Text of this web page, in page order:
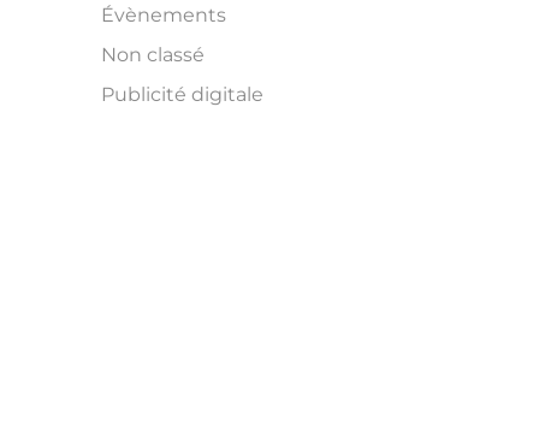
Évènements
Non classé
Publicité digitale